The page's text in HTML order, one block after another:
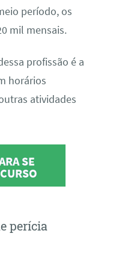
período, os
mil mensais.
profissão é a
horários
atividades
SE
perícia